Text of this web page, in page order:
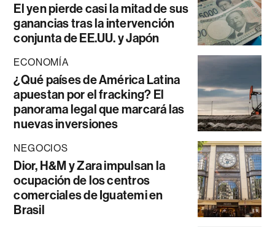
El yen pierde casi la mitad de sus
ganancias tras la intervención
conjunta de EE.UU. y Japón
ECONOMÍA
¿Qué países de América Latina
apuestan por el fracking? El
panorama legal que marcará las
nuevas inversiones
NEGOCIOS
Dior, H&M y Zara impulsan la
ocupación de los centros
comerciales de Iguatemi en
Brasil